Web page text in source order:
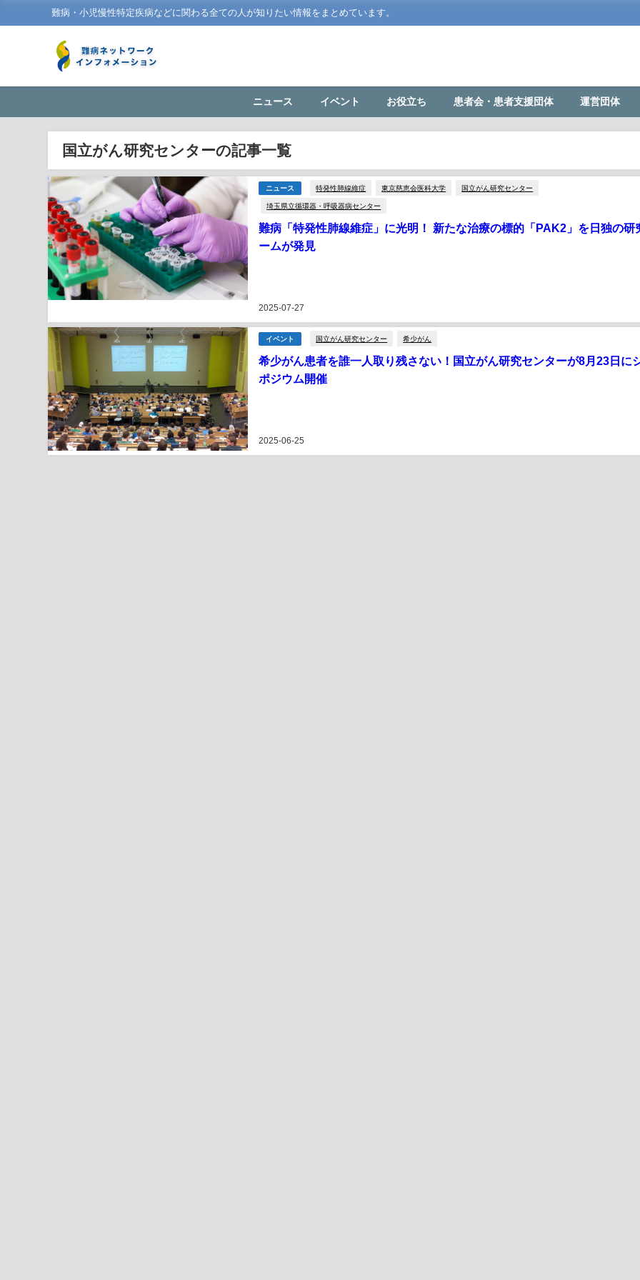
難病・小児慢性特定疾病などに関わる全ての人が知りたい情報をまとめています。
ニュース イベント お役立ち 患者会・患者支援団体 運営団体
国立がん研究センターの記事一覧
ニュース 特発性肺線維症 東京慈恵会医科大学 国立がん研究センター
埼玉県立循環器・呼吸器病センター
難病「特発性肺線維症」に光明！ 新たな治療の標的「PAK2」を日独の研
ームが発見
2025-07-27
イベント 国立がん研究センター 希少がん
希少がん患者を誰一人取り残さない！国立がん研究センターが8月23日に
ポジウム開催
2025-06-25